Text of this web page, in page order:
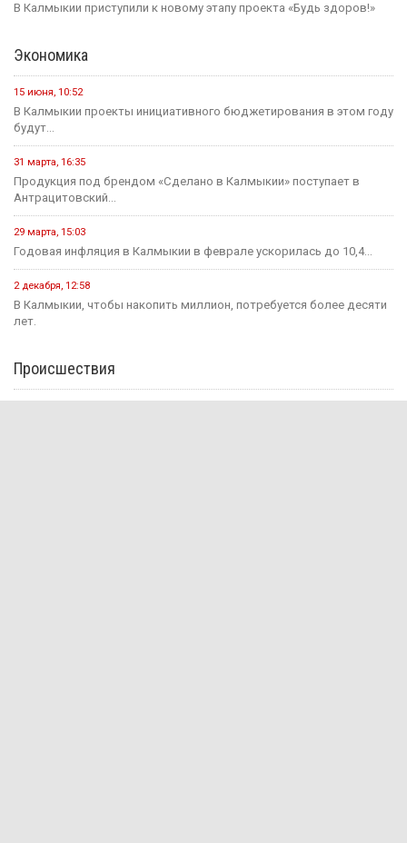
В Калмыкии приступили к новому этапу проекта «Будь здоров!»
Экономика
15 июня, 10:52
В Калмыкии проекты инициативного бюджетирования в этом году
будут...
31 марта, 16:35
Продукция под брендом «Сделано в Калмыкии» поступает в
Антрацитовский...
29 марта, 15:03
Годовая инфляция в Калмыкии в феврале ускорилась до 10,4...
2 декабря, 12:58
В Калмыкии, чтобы накопить миллион, потребуется более десяти
лет.
Происшествия